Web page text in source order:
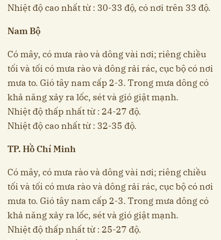
Nhiệt độ cao nhất từ : 30-33 độ, có nơi trên 33 độ.
Nam Bộ
Có mây, có mưa rào và dông vài nơi; riêng chiều
tối và tối có mưa rào và dông rải rác, cục bộ có nơi
mưa to. Gió tây nam cấp 2-3. Trong mưa dông có
khả năng xảy ra lốc, sét và gió giật mạnh.
Nhiệt độ thấp nhất từ : 24-27 độ.
Nhiệt độ cao nhất từ : 32-35 độ.
TP. Hồ Chí Minh
Có mây, có mưa rào và dông vài nơi; riêng chiều
tối và tối có mưa rào và dông rải rác, cục bộ có nơi
mưa to. Gió tây nam cấp 2-3. Trong mưa dông có
khả năng xảy ra lốc, sét và gió giật mạnh.
Nhiệt độ thấp nhất từ : 25-27 độ.